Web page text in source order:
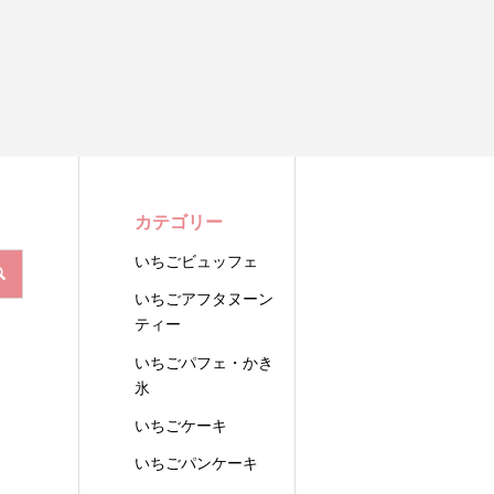
カテゴリー
いちごビュッフェ
いちごアフタヌーン
ティー
いちごパフェ・かき
氷
いちごケーキ
いちごパンケーキ